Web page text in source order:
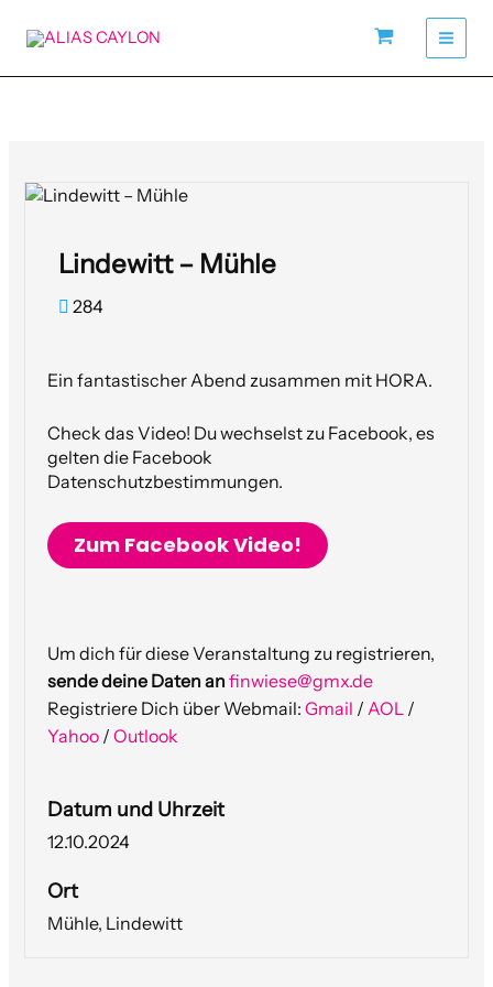
Inhalt
Lindewitt – Mühle
284
Ein fantastischer Abend zusammen mit HORA.
Check das Video! Du wechselst zu Facebook, es
gelten die Facebook
Datenschutzbestimmungen.
Zum Facebook Video!
Um dich für diese Veranstaltung zu registrieren,
sende deine Daten an finwiese@gmx.de
Registriere Dich über Webmail:Gmail /AOL /
Yahoo /Outlook
Datum und Uhrzeit
12.10.2024
Ort
Mühle, Lindewitt